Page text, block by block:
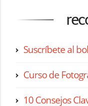
Suscríbete al
Curso de
10 Consejos